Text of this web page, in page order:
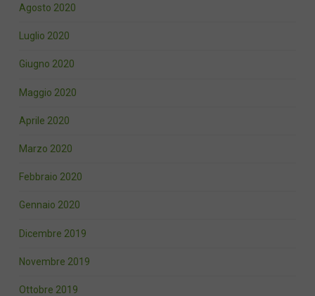
Agosto 2020
Luglio 2020
Giugno 2020
Maggio 2020
Aprile 2020
Marzo 2020
Febbraio 2020
Gennaio 2020
Dicembre 2019
Novembre 2019
Ottobre 2019